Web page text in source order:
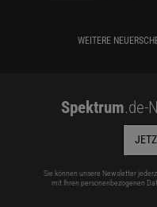
WEITERE
Spektrum.de-
Sie können unsere Newsletter
mit Ihren personenbezogenen